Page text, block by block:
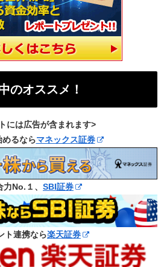
のオススメ！
には広告が含まれます>
めるならマネックス証券
力No.１、 SBI証券
ト連携なら楽天証券